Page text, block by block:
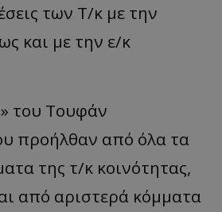
των Τ/κ με την
και με την ε/κ
του Τουφάν
προήλθαν από όλα τα
της τ/κ κοινότητας,
από αριστερά κόμματα